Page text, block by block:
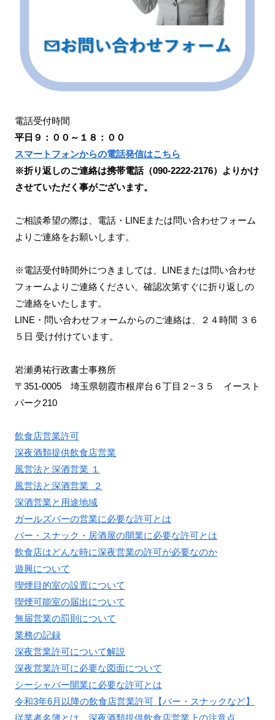
電話受付時間
平日９：００～１８：００
スマートフォンからの電話発信はこちら
※折り返しのご連絡は携帯電話（090-2222-2176）よりかけ
させていただく事がございます。
ご相談希望の際は、電話・LINEまたは問い合わせフォーム
よりご連絡をお願いします。
※電話受付時間外につきましては、LINEまたは問い合わせ
フォームよりご連絡ください。確認次第すぐに折り返しの
ご連絡をいたします。
LINE・問い合わせフォームからのご連絡は、２４時間 ３６
５日 受け付けています。
岩瀬勇祐行政書士事務所
〒351-0005 埼玉県朝霞市根岸台６丁目２−３５ イースト
パーク210
飲食店営業許可
深夜酒類提供飲食店営業
風営法と深酒営業 １
風営法と深酒営業 ２
深酒営業と用途地域
ガールズバーの営業に必要な許可とは
バー・スナック・居酒屋の開業に必要な許可とは
飲食店はどんな時に深夜営業の許可が必要なのか
遊興について
喫煙目的室の設置について
喫煙可能室の届出について
無届営業の罰則について
業務の記録
深夜営業許可について解説
深夜営業許可に必要な図面について
シーシャバー開業に必要な許可とは
令和3年6月以降の飲食店営業許可【バー・スナックなど】
従業者名簿とは 深夜酒類提供飲食店営業上の注意点